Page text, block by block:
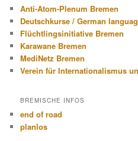
Anti-Atom-Plenum Bremen
Deutschkurse / German
Flüchtlingsinitiative Bremen
Karawane Bremen
MediNetz Bremen
Verein für Internationalismus
BREMISCHE INFOS
end of road
planlos